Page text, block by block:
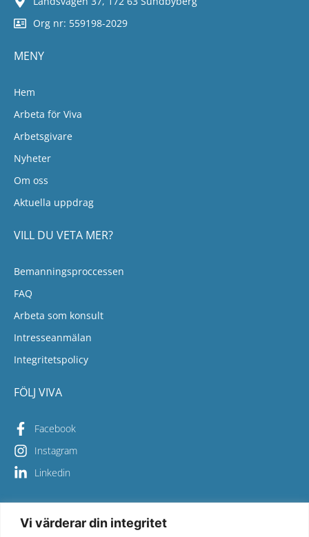
Vi värderar din integritet
Org nr: 559198-2029
MENY
Hem
Arbeta för Viva
Arbetsgivare
Nyheter
Om oss
Aktuella uppdrag
VILL DU VETA MER?
Bemanningsproccessen
FAQ
Arbeta som konsult
Intresseanmälan
Integritetspolicy
FÖLJ VIVA
Facebook
Instagram
Linkedin
Copyright © 2026 Viva Bemanning – All Rights Reserved